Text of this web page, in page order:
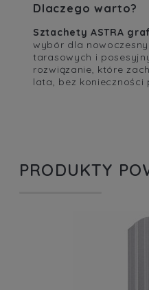
Dlaczego warto?
Sztachety ASTRA
wybór dla
tarasowych i
rozwiązanie, które
lata, bez konieczności
PRODUKTY